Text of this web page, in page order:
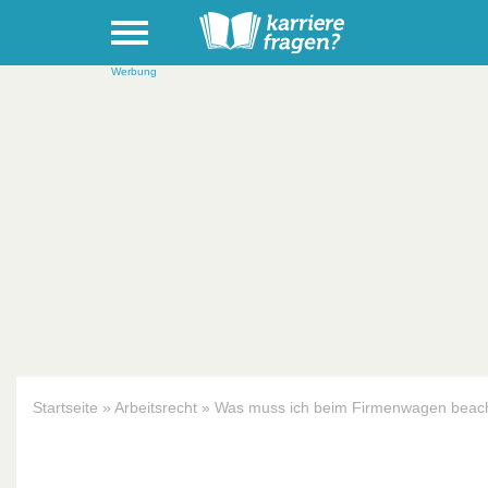
Werbung
Startseite » Arbeitsrecht » Was muss ich beim Firmenwagen